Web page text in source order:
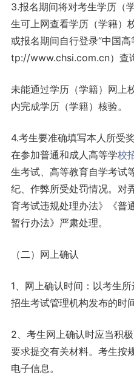
3.报名期间将对考生学历（
生可上网查看学历（学籍）
或报名期间自行登录“中国
tp://www.chsi.com.cn）查
未能通过学历（学籍）网上
内完成学历（学籍）核验。
4.考生要准确填写本人所受
在参加普通和成人高等学校
生考试、高等教育自学考试
纪、作弊所受处罚情况。对
育考试违规处理办法》《普
暂行办法》严肃处理。
（二）网上确认
1、网上确认时间：以考生
招生考试管理机构发布的时
2、考生网上确认时应当积
要求提交有关材料。考生按
电子信息。